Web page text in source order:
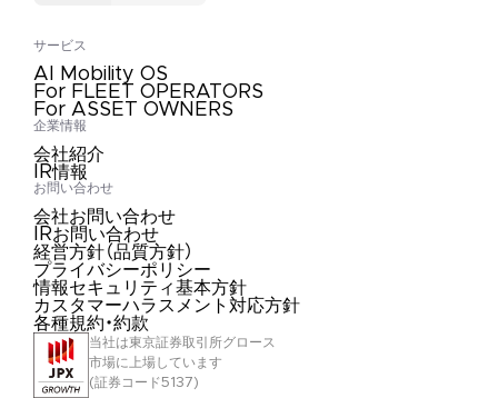
サービス
AI Mobility OS
For FLEET OPERATORS
For ASSET OWNERS
企業情報
会社紹介
IR情報
お問い合わせ
会社お問い合わせ
IRお問い合わせ
経営方針（品質方針）
プライバシーポリシー
情報セキュリティ基本方針
カスタマーハラスメント対応方針
各種規約・約款
当社は東京証券取引所グロース
市場に上場しています
(証券コード5137)